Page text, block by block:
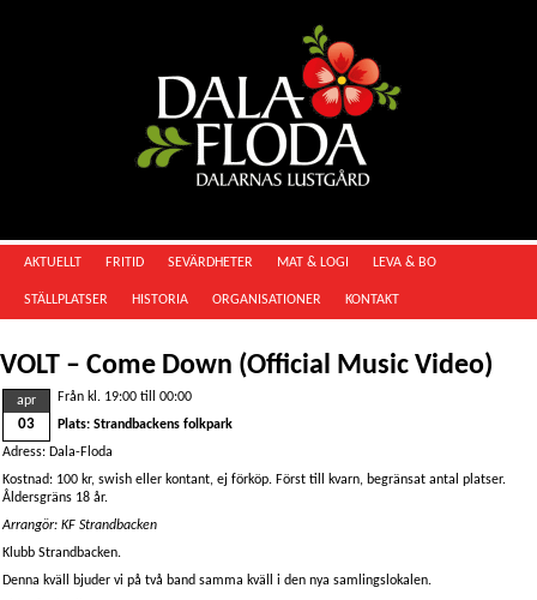
AKTUELLT FRITID SEVÄRDHETER MAT & LOGI LEVA & BO
STÄLLPLATSER HISTORIA ORGANISATIONER KONTAKT
VOLT – Come Down (Official Music Video)
apr
03
Från kl. 19:00 till 00:00
Plats: Strandbackens folkpark
Adress: Dala-Floda
Kostnad: 100 kr, swish eller kontant, ej förköp. Först till kvarn, begränsat antal platser.
Åldersgräns 18 år.
Arrangör: KF Strandbacken
Klubb Strandbacken.
Denna kväll bjuder vi på två band samma kväll i den nya samlingslokalen.